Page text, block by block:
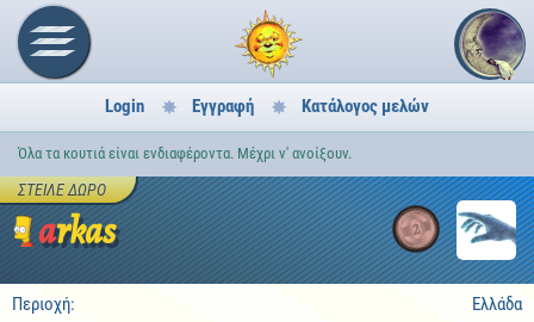
Login Εγγραφή Κατάλογος μελών
Όλα τα κουτιά είναι ενδιαφέροντα. Μέχρι ν' ανοίξουν.
arkas 2
ΣΤΕΊΛΕ ΔΏΡΟ
Περιοχή:
Ελλάδα